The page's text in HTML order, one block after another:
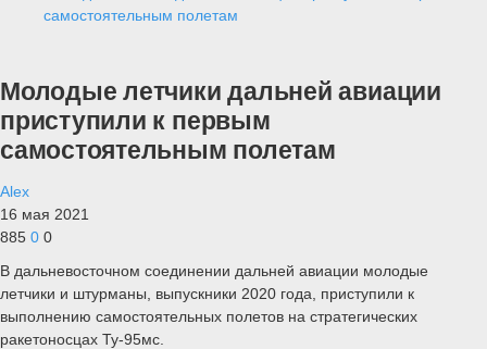
самостоятельным полетам
Молодые летчики дальней авиации
приступили к первым
самостоятельным полетам
Alex
16 мая 2021
885 0 0
В дальневосточном соединении дальней авиации молодые
летчики и штурманы, выпускники 2020 года, приступили к
выполнению самостоятельных полетов на стратегических
ракетоносцах Ту-95мс.